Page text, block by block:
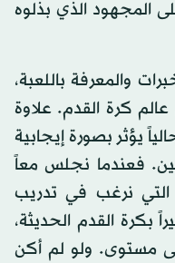
المجهود الذي بذلوه
والمعرفة باللعبة،
كرة القدم. علاوة
يؤثر بصورة إيجابية
فعندما نجلس معاً
نرغب في تدريب
بكرة القدم الحديثة،
مستوى. ولو لم أكن